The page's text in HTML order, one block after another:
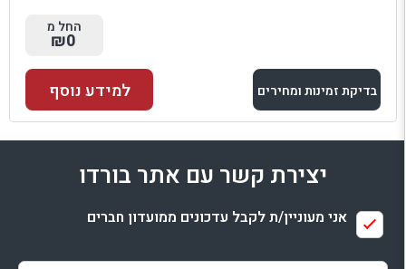
החל מ
₪0
בדיקת זמינות ומחירים
למתחם זה
בדיקת זמינות ומחירים
למידע נוסף
יצירת קשר עם אתר בורדו
אני מעוניין/ת לקבל עדכונים ממועדון חברים